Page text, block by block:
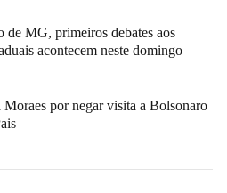
de MG, primeiros debates aos
acontecem neste domingo
por negar visita a Bolsonaro